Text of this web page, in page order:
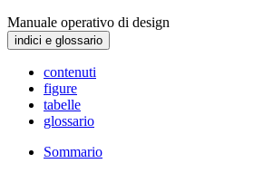
Manuale operativo di design
indici e glossario
contenuti
figure
tabelle
glossario
Sommario